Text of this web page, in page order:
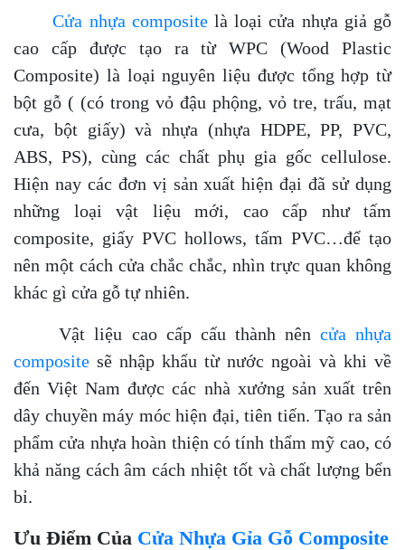
Cửa nhựa compositelà loại cửa nhựa giả gỗ
cao cấp được tạo ra từ WPC (Wood Plastic
Composite) là loại nguyên liệu được tổng hợp từ
bột gỗ ( (có trong vỏ đậu phộng, vỏ tre, trấu, mạt
cưa, bột giấy) và nhựa (nhựa HDPE, PP, PVC,
ABS, PS), cùng các chất phụ gia gốc cellulose.
Hiện nay các đơn vị sản xuất hiện đại đã sử dụng
những loại vật liệu mới, cao cấp như tấm
composite, giấy PVC hollows, tấm PVC…để tạo
nên một cách cửa chắc chắc, nhìn trực quan không
khác gì cửa gỗ tự nhiên.
Vật liệu cao cấp cấu thành nên cửa nhựa
composite sẽ nhập khẩu từ nước ngoài và khi về
đến Việt Nam được các nhà xưởng sản xuất trên
dây chuyền máy móc hiện đại, tiên tiến. Tạo ra sản
phẩm cửa nhựa hoàn thiện có tính thẩm mỹ cao, có
khả năng cách âm cách nhiệt tốt và chất lượng bển
bỉ.
Ưu Điểm Của Cửa Nhựa Gỉa Gỗ Composite